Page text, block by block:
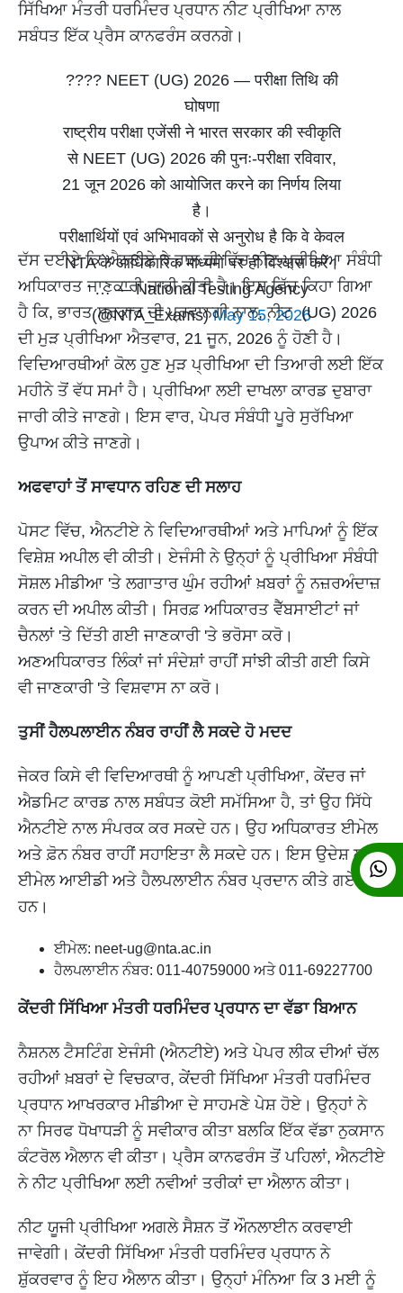
ਸਿੱਖਿਆ ਮੰਤਰੀ ਧਰਮਿੰਦਰ ਪ੍ਰਧਾਨ ਨੀਟ ਪ੍ਰੀਖਿਆ ਨਾਲ
ਸਬੰਧਤ ਇੱਕ ਪ੍ਰੈਸ ਕਾਨਫਰੰਸ ਕਰਨਗੇ।
???? NEET (UG) 2026 — परीक्षा तिथि की
घोषणा
राष्ट्रीय परीक्षा एजेंसी ने भारत सरकार की स्वीकृति
से NEET (UG) 2026 की पुनः-परीक्षा रविवार,
21 जून 2026 को आयोजित करने का निर्णय लिया
है।
परीक्षार्थियों एवं अभिभावकों से अनुरोध है कि वे केवल
NTA के आधिकारिक माध्यमों पर ही विश्वास करें।
… — National Testing Agency
(@NTA_Exams)May 15, 2026
ਦੱਸ ਦਈਏ ਕਿ ਐਨਟੀਏ ਨੇ ਹਾਲ ਹੀ ਵਿੱਚ ਨੀਟ ਪ੍ਰੀਖਿਆ ਸੰਬੰਧੀ
ਅਧਿਕਾਰਤ ਜਾਣਕਾਰੀ ਜਾਰੀ ਕੀਤੀ ਹੈ। ਇਸ ਵਿੱਚ ਕਿਹਾ ਗਿਆ
ਹੈ ਕਿ, ਭਾਰਤ ਸਰਕਾਰ ਦੀ ਪ੍ਰਵਾਨਗੀ ਨਾਲ, ਨੀਟ (UG) 2026
ਦੀ ਮੁੜ ਪ੍ਰੀਖਿਆ ਐਤਵਾਰ, 21 ਜੂਨ, 2026 ਨੂੰ ਹੋਣੀ ਹੈ।
ਵਿਦਿਆਰਥੀਆਂ ਕੋਲ ਹੁਣ ਮੁੜ ਪ੍ਰੀਖਿਆ ਦੀ ਤਿਆਰੀ ਲਈ ਇੱਕ
ਮਹੀਨੇ ਤੋਂ ਵੱਧ ਸਮਾਂ ਹੈ। ਪ੍ਰੀਖਿਆ ਲਈ ਦਾਖਲਾ ਕਾਰਡ ਦੁਬਾਰਾ
ਜਾਰੀ ਕੀਤੇ ਜਾਣਗੇ। ਇਸ ਵਾਰ, ਪੇਪਰ ਸੰਬੰਧੀ ਪੂਰੇ ਸੁਰੱਖਿਆ
ਉਪਾਅ ਕੀਤੇ ਜਾਣਗੇ।
ਅਫਵਾਹਾਂ ਤੋਂ ਸਾਵਧਾਨ ਰਹਿਣ ਦੀ ਸਲਾਹ
ਪੋਸਟ ਵਿੱਚ, ਐਨਟੀਏ ਨੇ ਵਿਦਿਆਰਥੀਆਂ ਅਤੇ ਮਾਪਿਆਂ ਨੂੰ ਇੱਕ
ਵਿਸ਼ੇਸ਼ ਅਪੀਲ ਵੀ ਕੀਤੀ। ਏਜੰਸੀ ਨੇ ਉਨ੍ਹਾਂ ਨੂੰ ਪ੍ਰੀਖਿਆ ਸੰਬੰਧੀ
ਸੋਸ਼ਲ ਮੀਡੀਆ 'ਤੇ ਲਗਾਤਾਰ ਘੁੰਮ ਰਹੀਆਂ ਖ਼ਬਰਾਂ ਨੂੰ ਨਜ਼ਰਅੰਦਾਜ਼
ਕਰਨ ਦੀ ਅਪੀਲ ਕੀਤੀ। ਸਿਰਫ਼ ਅਧਿਕਾਰਤ ਵੈੱਬਸਾਈਟਾਂ ਜਾਂ
ਚੈਨਲਾਂ 'ਤੇ ਦਿੱਤੀ ਗਈ ਜਾਣਕਾਰੀ 'ਤੇ ਭਰੋਸਾ ਕਰੋ।
ਅਣਅਧਿਕਾਰਤ ਲਿੰਕਾਂ ਜਾਂ ਸੰਦੇਸ਼ਾਂ ਰਾਹੀਂ ਸਾਂਝੀ ਕੀਤੀ ਗਈ ਕਿਸੇ
ਵੀ ਜਾਣਕਾਰੀ 'ਤੇ ਵਿਸ਼ਵਾਸ ਨਾ ਕਰੋ।
ਤੁਸੀਂ ਹੈਲਪਲਾਈਨ ਨੰਬਰ ਰਾਹੀਂ ਲੈ ਸਕਦੇ ਹੋ ਮਦਦ
ਜੇਕਰ ਕਿਸੇ ਵੀ ਵਿਦਿਆਰਥੀ ਨੂੰ ਆਪਣੀ ਪ੍ਰੀਖਿਆ, ਕੇਂਦਰ ਜਾਂ
ਐਡਮਿਟ ਕਾਰਡ ਨਾਲ ਸਬੰਧਤ ਕੋਈ ਸਮੱਸਿਆ ਹੈ, ਤਾਂ ਉਹ ਸਿੱਧੇ
ਐਨਟੀਏ ਨਾਲ ਸੰਪਰਕ ਕਰ ਸਕਦੇ ਹਨ। ਉਹ ਅਧਿਕਾਰਤ ਈਮੇਲ
ਅਤੇ ਫ਼ੋਨ ਨੰਬਰ ਰਾਹੀਂ ਸਹਾਇਤਾ ਲੈ ਸਕਦੇ ਹਨ। ਇਸ ਉਦੇਸ਼ ਲਈ
ਈਮੇਲ ਆਈਡੀ ਅਤੇ ਹੈਲਪਲਾਈਨ ਨੰਬਰ ਪ੍ਰਦਾਨ ਕੀਤੇ ਗਏ
ਹਨ।
ਈਮੇਲ: neet-ug@nta.ac.in
ਹੈਲਪਲਾਈਨ ਨੰਬਰ: 011-40759000 ਅਤੇ 011-69227700
ਕੇਂਦਰੀ ਸਿੱਖਿਆ ਮੰਤਰੀ ਧਰਮਿੰਦਰ ਪ੍ਰਧਾਨ ਦਾ ਵੱਡਾ ਬਿਆਨ
ਨੈਸ਼ਨਲ ਟੈਸਟਿੰਗ ਏਜੰਸੀ (ਐਨਟੀਏ) ਅਤੇ ਪੇਪਰ ਲੀਕ ਦੀਆਂ ਚੱਲ
ਰਹੀਆਂ ਖ਼ਬਰਾਂ ਦੇ ਵਿਚਕਾਰ, ਕੇਂਦਰੀ ਸਿੱਖਿਆ ਮੰਤਰੀ ਧਰਮਿੰਦਰ
ਪ੍ਰਧਾਨ ਆਖਰਕਾਰ ਮੀਡੀਆ ਦੇ ਸਾਹਮਣੇ ਪੇਸ਼ ਹੋਏ। ਉਨ੍ਹਾਂ ਨੇ
ਨਾ ਸਿਰਫ ਧੋਖਾਧੜੀ ਨੂੰ ਸਵੀਕਾਰ ਕੀਤਾ ਬਲਕਿ ਇੱਕ ਵੱਡਾ ਨੁਕਸਾਨ
ਕੰਟਰੋਲ ਐਲਾਨ ਵੀ ਕੀਤਾ। ਪ੍ਰੈਸ ਕਾਨਫਰੰਸ ਤੋਂ ਪਹਿਲਾਂ, ਐਨਟੀਏ
ਨੇ ਨੀਟ ਪ੍ਰੀਖਿਆ ਲਈ ਨਵੀਆਂ ਤਰੀਕਾਂ ਦਾ ਐਲਾਨ ਕੀਤਾ।
ਨੀਟ ਯੂਜੀ ਪ੍ਰੀਖਿਆ ਅਗਲੇ ਸੈਸ਼ਨ ਤੋਂ ਔਨਲਾਈਨ ਕਰਵਾਈ
ਜਾਵੇਗੀ। ਕੇਂਦਰੀ ਸਿੱਖਿਆ ਮੰਤਰੀ ਧਰਮਿੰਦਰ ਪ੍ਰਧਾਨ ਨੇ
ਸ਼ੁੱਕਰਵਾਰ ਨੂੰ ਇਹ ਐਲਾਨ ਕੀਤਾ। ਉਨ੍ਹਾਂ ਮੰਨਿਆ ਕਿ 3 ਮਈ ਨੂੰ